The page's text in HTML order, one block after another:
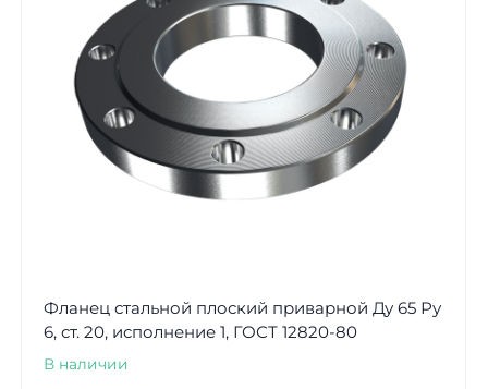
Фланец стальной плоский приварной Ду 65 Ру
6, ст. 20, исполнение 1, ГОСТ 12820-80
В наличии